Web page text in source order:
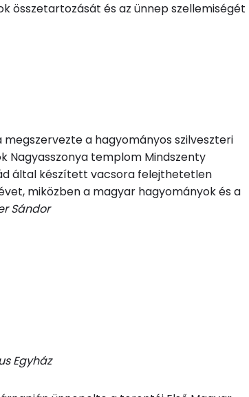
összetartozását és az ünnep szellemiségét
a hagyományos szilveszteri
Nagyasszonya templom Mindszenty
által készített vacsora felejthetetlen
miközben a magyar hagyományok és a
Sándor
Egyház